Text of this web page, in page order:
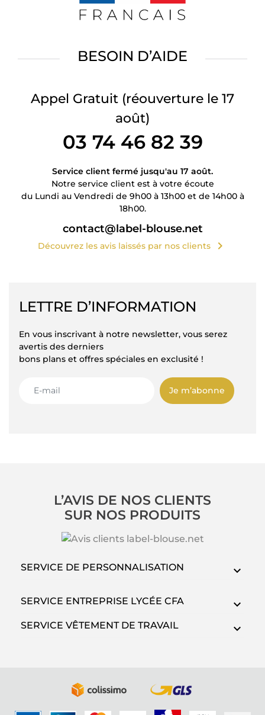
BESOIN D’AIDE
Appel Gratuit (réouverture le 17
août)
03 74 46 82 39
Service client fermé jusqu'au 17 août.
Notre service client est à votre écoute
du Lundi au Vendredi de 9h00 à 13h00 et de 14h00 à
18h00.
contact@label-blouse.net
Découvrez les avis laissés par nos clients chevron_right
LETTRE D’INFORMATION
En vous inscrivant à notre newsletter, vous serez
avertis des derniers
bons plans et offres spéciales en exclusité !
Je m’abonne
L’AVIS DE NOS CLIENTS
SUR NOS PRODUITS
SERVICE DE PERSONNALISATION
SERVICE ENTREPRISE LYCÉE CFA
SERVICE VÊTEMENT DE TRAVAIL